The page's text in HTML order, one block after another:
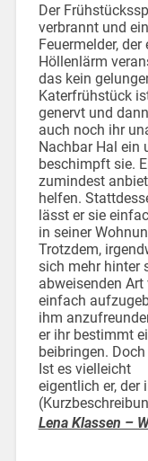
Der
verbrannt und ein
Feuermelder, der
Höllenlärm
das kein
Katerfrühstück
genervt und
auch noch ihr
Nachbar Hal ein
beschimpft sie.
zumindest
helfen.
lässt er sie
in seiner
Trotzdem,
sich mehr hinter
abweisenden
einfach
ihm
er ihr bestimmt
beibringen.
Ist es vielleicht
eigentlich er, der
Lena Klassen –